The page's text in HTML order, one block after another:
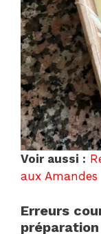
Voir aussi :
aux Amandes
Erreurs